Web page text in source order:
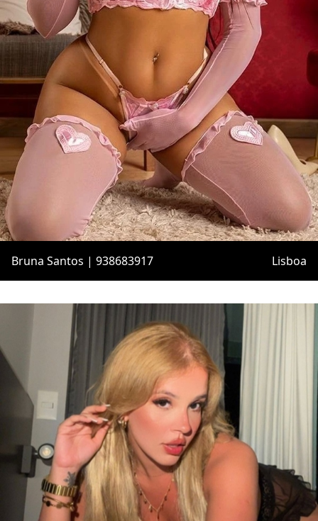
Bruna Santos | 938683917 Lisboa